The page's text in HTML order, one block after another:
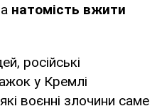
натомість вжити
російські
у Кремлі
воєнні злочини саме